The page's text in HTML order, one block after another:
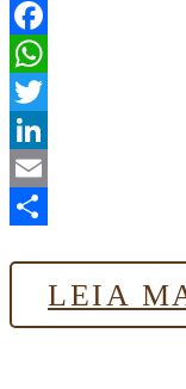
Facebook
WhatsApp
Twitter
LinkedIn
Email
LEIA